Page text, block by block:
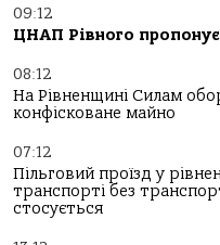
09:12
ЦНАП Рівного пропонує
08:12
На Рівненщині Силам
конфісковане майно
07:12
Пільговий проїзд у
транспорті без
стосується